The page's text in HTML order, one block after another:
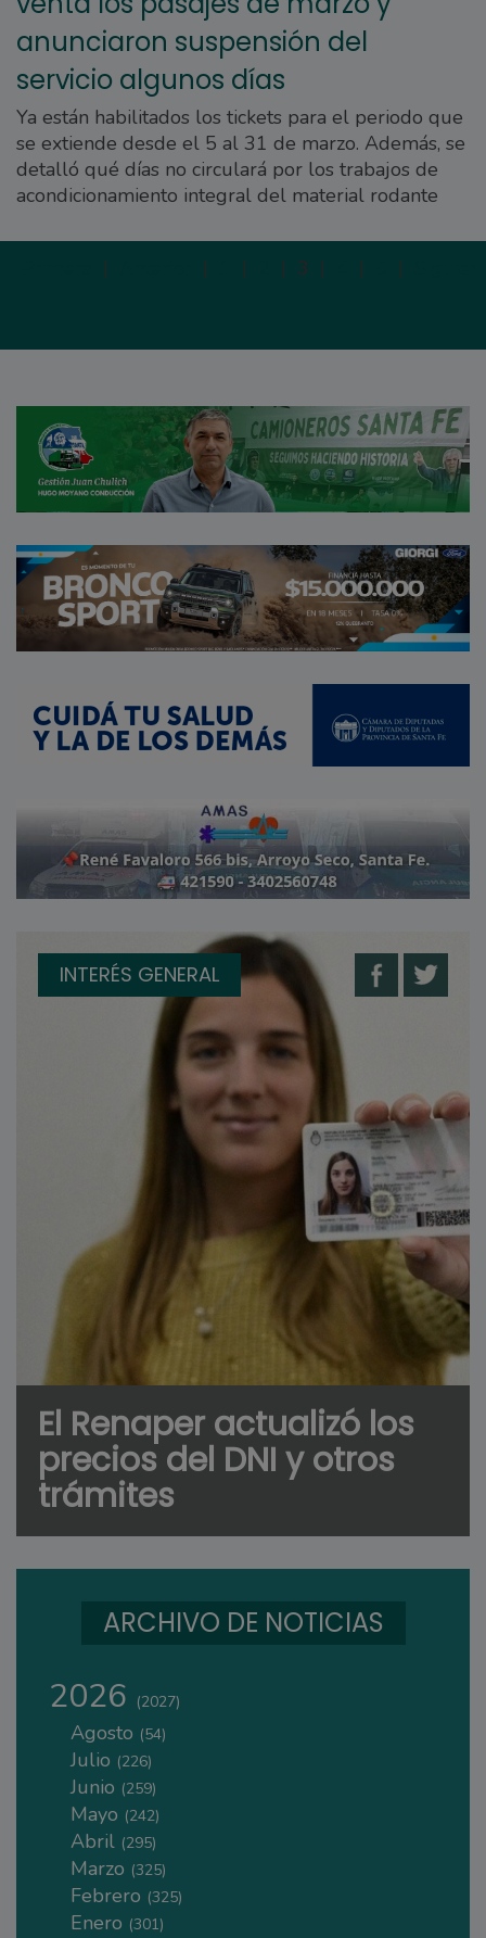
anunciaron suspensión del
servicio algunos días
Ya están habilitados los tickets para el periodo que
se extiende desde el 5 al 31 de marzo. Además, se
detalló qué días no circulará por los trabajos de
acondicionamiento integral del material rodante
| | | | 3 | | |
INTERÉS GENERAL
El Renaper actualizó los
precios del DNI y otros
trámites
ARCHIVO DE NOTICIAS
2026 (2027)
Agosto (54)
Julio (226)
Junio (259)
Mayo (242)
Abril (295)
Marzo (325)
Febrero (325)
Enero (301)